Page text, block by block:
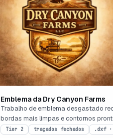
Emblema da Dry Canyon Farms
Trabalho de emblema desgastado
bordas mais limpas e contornos
Tier 2 traçados fechados .dxf